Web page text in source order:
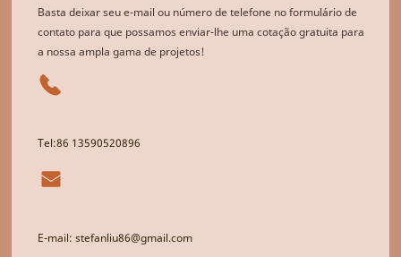
Basta deixar seu e-mail ou número de telefone no formulário de
contato para que possamos enviar-lhe uma cotação gratuita para
a nossa ampla gama de projetos!
Tel:86 13590520896
E-mail: stefanliu86@gmail.com